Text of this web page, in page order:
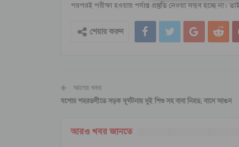
পরপরই পরীক্ষা হওয়ায় পর্যাপ্ত প্রস্তুতি নেওয়া সম্ভব হচ্ছে না।
শেয়ার করুন
আগের খবর
যশোর শহরতলীতে সড়ক দূর্ঘটনায় দুই শিশু সহ বাবা নিহত, বাসে আগুন
আরও খবর জানতে